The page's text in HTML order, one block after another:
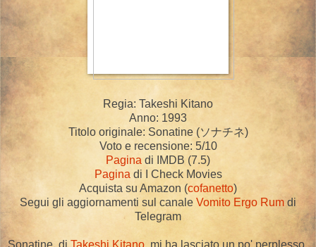
Regia: Takeshi Kitano
Anno: 1993
Titolo originale: Sonatine (ソナチネ)
Voto e recensione: 5/10
Pagina di IMDB (7.5)
Paginadi I Check Movies
Acquista su Amazon (cofanetto)
Segui gli aggiornamenti sul canale Vomito Ergo Rum di
Telegram